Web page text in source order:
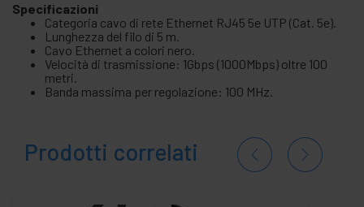
Specificazioni
Categoria cavo di rete Ethernet RJ45 5e UTP (Cat. 5e).
Lunghezza del filo di 5 m.
Cavo Ethernet a colori nero.
Velocità di trasmissione: 1Gbps (1000Mbps) oltre 100
metri.
Banda massima per regolazione: 100 MHz.
Prodotti correlati